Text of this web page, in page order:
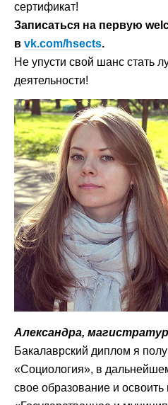
сертификат!
Записаться на первую
в vk.com/hsects.
Не упусти свой шанс стать
деятельности!
Александра,
Бакалаврский диплом я
«Социология», в
свое образование и